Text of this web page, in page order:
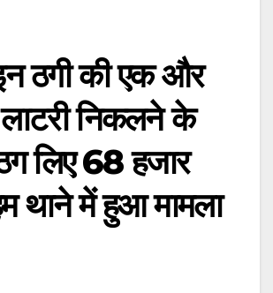
ठगी की एक और
लाटरी निकलने के
लिए 68 हजार
थाने में हुआ मामला